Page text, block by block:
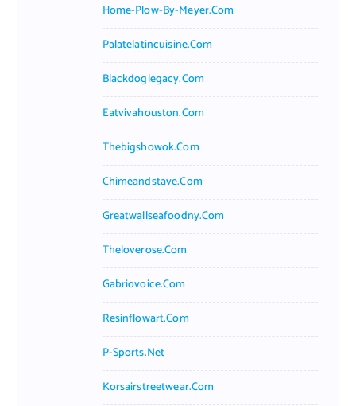
Home-Plow-By-Meyer.com
Palatelatincuisine.com
Blackdoglegacy.com
Eatvivahouston.com
Thebigshowok.com
Chimeandstave.com
Greatwallseafoodny.com
Theloverose.com
Gabriovoice.com
Resinflowart.com
P-Sports.net
Korsairstreetwear.com